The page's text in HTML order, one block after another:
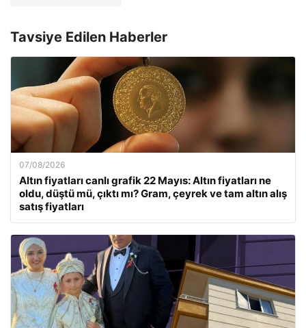
Tavsiye Edilen Haberler
07/08/2026
Altın fiyatları canlı grafik 22 Mayıs: Altın fiyatları ne
oldu, düştü mü, çıktı mı? Gram, çeyrek ve tam altın alış
satış fiyatları